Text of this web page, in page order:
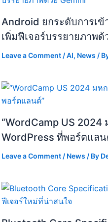
Android ยกระดับการเข้
เพิ่มฟีเจอร์บรรยายภาพด้
Leave a Comment /AI, News /
“WordCamp US 2024
WordPress ที่พอร์ตแลน
Leave a Comment / News / By